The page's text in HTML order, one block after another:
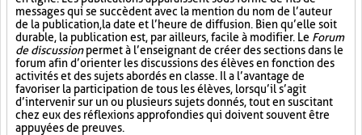
messages qui se succèdent avec la mention du nom de l’auteur
de la publication, la date et l’heure de diffusion. Bien qu’elle soit
durable, la publication est, par ailleurs, facile à modifier. Le Forum
de discussionpermet à l’enseignant de créer des sections dans le
forum afin d’orienter les discussions des élèves en fonction des
activités et des sujets abordés en classe. Il a l’avantage de
favoriser la participation de tous les élèves, lorsqu’il s’agit
d’intervenir sur un ou plusieurs sujets donnés, tout en suscitant
chez eux des réflexions approfondies qui doivent souvent être
appuyées de preuves.